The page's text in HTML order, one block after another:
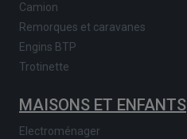
Camion
Remorques et caravanes
Engins BTP
Trotinette
MAISONS ET ENFANTS
Electroménager